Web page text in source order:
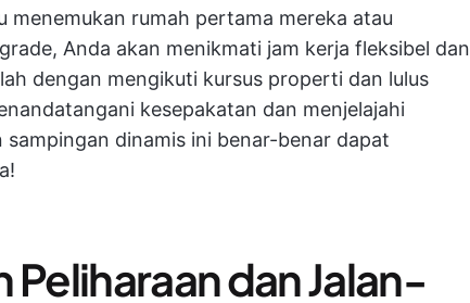
menemukan rumah pertama mereka atau
Anda akan menikmati jam kerja fleksibel dan
dengan mengikuti kursus properti dan lulus
kesepakatan dan menjelajahi
dinamis ini benar-benar dapat
dan Jalan-